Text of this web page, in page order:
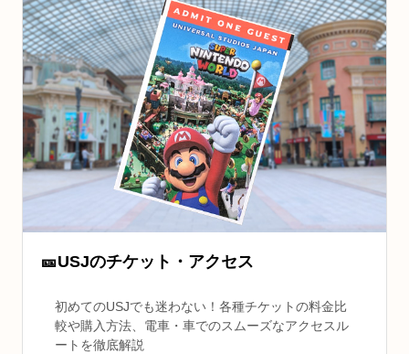
🎫USJのチケット・アクセス
初めてのUSJでも迷わない！各種チケットの料金比
較や購入方法、電車・車でのスムーズなアクセスル
ートを徹底解説